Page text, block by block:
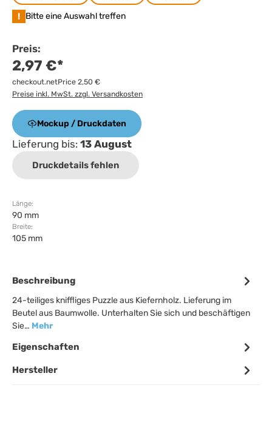
! Bitte eine Auswahl treffen
Preis:
2,97 €*
checkout.netPrice 2,50 €
Preise inkl. MwSt. zzgl. Versandkosten
Mockup / Druckdaten
Lieferung bis: 13 August
Druckdetails fehlen
Länge:
90 mm
Breite:
105 mm
Beschreibung
24-teiliges kniffliges Puzzle aus Kiefernholz. Lieferung im
Beutel aus Baumwolle. Unterhalten Sie sich und beschäftigen
Sie… Mehr
Eigenschaften
Hersteller